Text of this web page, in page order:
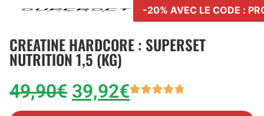
-20% AVEC LE CODE :
CREATINE HARDCORE : SUPERSET
NUTRITION 1,5 (KG)
49,90€ 39,92€